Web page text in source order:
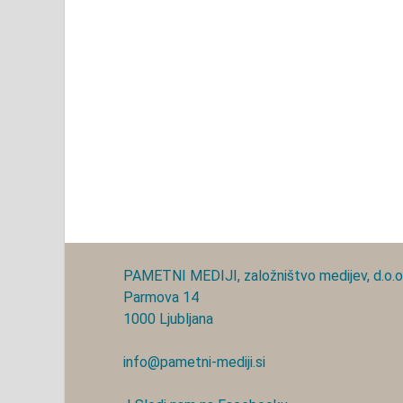
PAMETNI MEDIJI, založništvo medijev,
Parmova 14
1000 Ljubljana
info@pametni-mediji.si